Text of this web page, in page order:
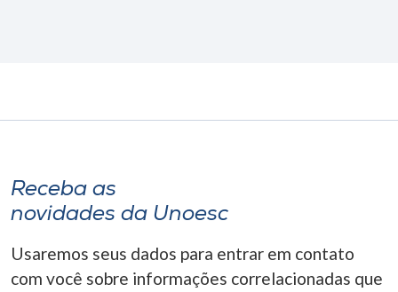
Receba as
novidades da Unoesc
Usaremos seus dados para entrar em contato
com você sobre informações correlacionadas que